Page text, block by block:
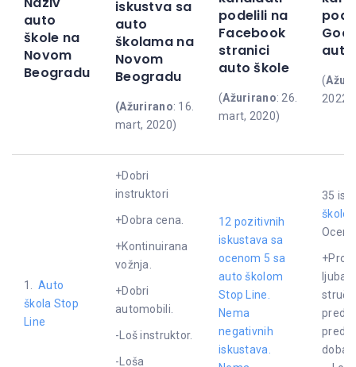
auto
škole na
Novom
Beogradu
iskustva sa
auto
školama na
Novom
Beogradu
(Ažurirano: 16.
mart, 2020)
podelili na
Facebook
stranici
auto škole
(Ažurirano: 26.
mart, 2020)
(
2022)
1.Auto
škola Stop
Line
+Dobri
instruktori
+Dobra cena.
+Kontinuirana
vožnja.
+Dobri
automobili.
-Loš instruktor.
-Loša
12 pozitivnih
iskustava sa
ocenom 5 sa
auto školom
Stop Line.
Nema
negativnih
iskustava.
35
dobar